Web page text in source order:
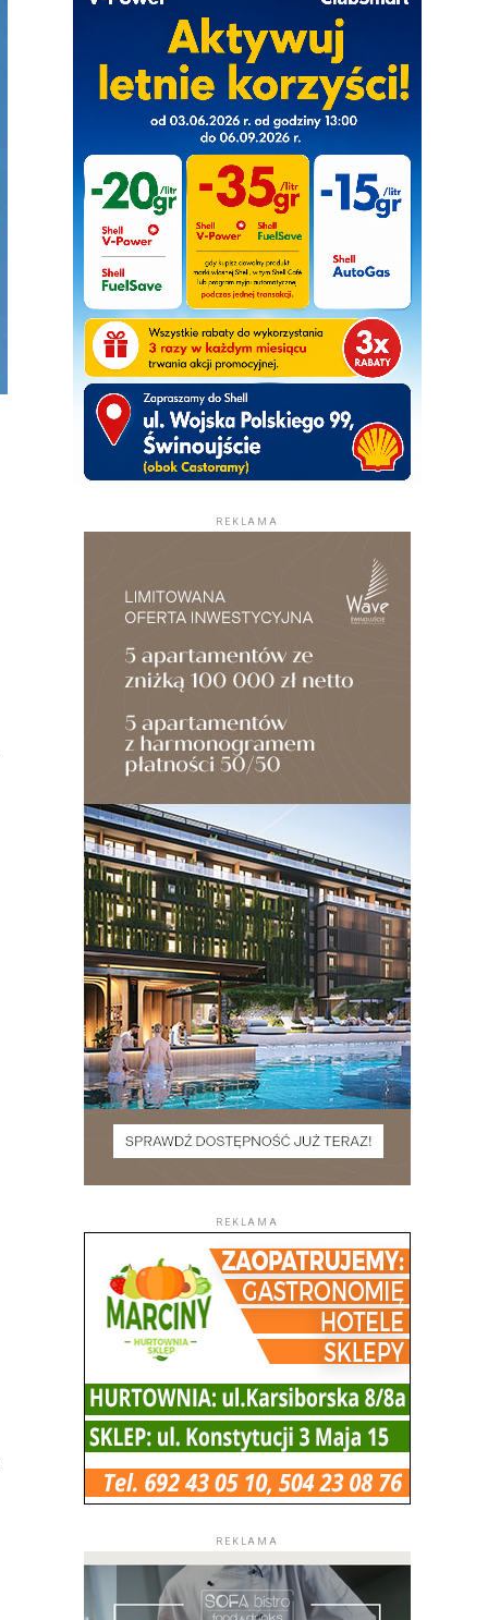
REKLAMA
REKLAMA
REKLAMA